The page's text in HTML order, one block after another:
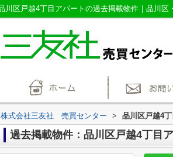
株式会社三友社 売買センター > 品川区戸越4
過去掲載物件：品川区戸越4丁目